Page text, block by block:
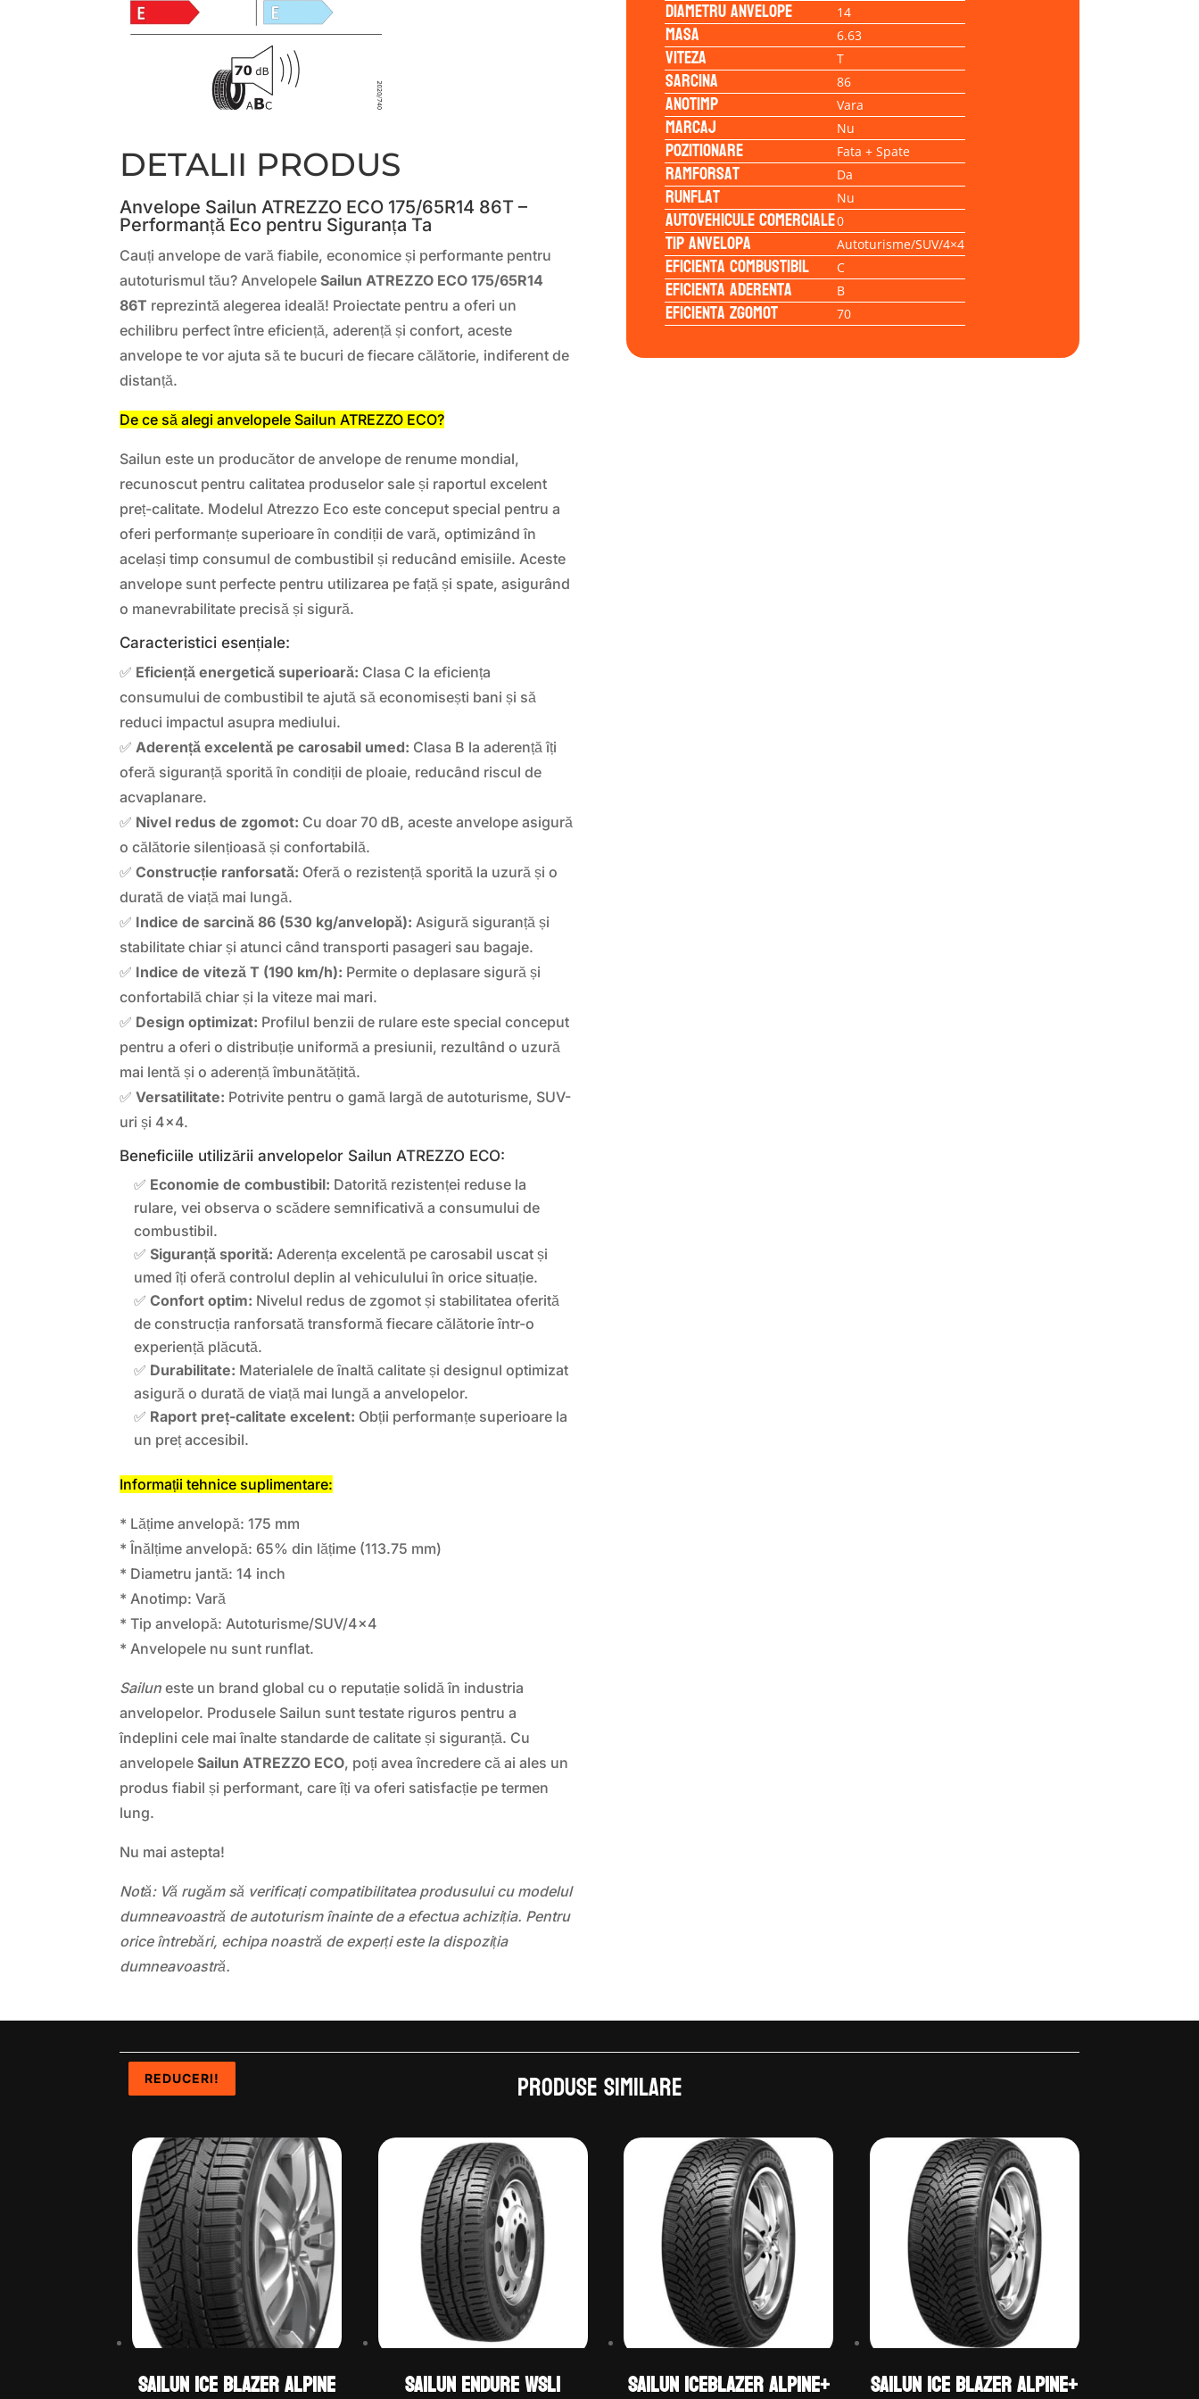
DETALII PRODUS
Anvelope Sailun ATREZZO ECO 175/65R14 86T –
Performanță Eco pentru Siguranța Ta
Cauți anvelope de vară fiabile, economice și performante pentru
autoturismul tău? AnvelopeleSailun ATREZZO ECO 175/65R14
86T reprezintă alegerea ideală! Proiectate pentru a oferi un
echilibru perfect între eficiență, aderență și confort, aceste
anvelope te vor ajuta să te bucuri de fiecare călătorie, indiferent de
distanță.
De ce să alegi anvelopele Sailun ATREZZO ECO?
Sailun este un producător de anvelope de renume mondial,
recunoscut pentru calitatea produselor sale și raportul excelent
preț-calitate. Modelul Atrezzo Eco este conceput special pentru a
oferi performanțe superioare în condiții de vară, optimizând în
același timp consumul de combustibil și reducând emisiile. Aceste
anvelope sunt perfecte pentru utilizarea pe față și spate, asigurând
o manevrabilitate precisă și sigură.
Caracteristici esențiale:
✅ Eficiență energetică superioară: Clasa C la eficiența
consumului de combustibil te ajută să economisești bani și să
reduci impactul asupra mediului.
✅ Aderență excelentă pe carosabil umed: Clasa B la aderență îți
oferă siguranță sporită în condiții de ploaie, reducând riscul de
acvaplanare.
✅ Nivel redus de zgomot: Cu doar 70 dB, aceste anvelope asigură
o călătorie silențioasă și confortabilă.
✅Construcție ranforsată: Oferă o rezistență sporită la uzură și o
durată de viață mai lungă.
✅ Indice de sarcină 86 (530 kg/anvelopă): Asigură siguranță și
stabilitate chiar și atunci când transporti pasageri sau bagaje.
✅ Indice de viteză T (190 km/h): Permite o deplasare sigură și
confortabilă chiar și la viteze mai mari.
✅ Design optimizat: Profilul benzii de rulare este special conceput
pentru a oferi o distribuție uniformă a presiunii, rezultând o uzură
mai lentă și o aderență îmbunătățită.
✅Versatilitate: Potrivite pentru o gamă largă de autoturisme, SUV-
uri și 4×4.
Beneficiile utilizării anvelopelor Sailun ATREZZO ECO:
✅ Economie de combustibil: Datorită rezistenței reduse la
rulare, vei observa o scădere semnificativă a consumului de
combustibil.
✅Siguranță sporită: Aderența excelentă pe carosabil uscat și
umed îți oferă controlul deplin al vehiculului în orice situație.
✅Confort optim: Nivelul redus de zgomot și stabilitatea oferită
de construcția ranforsată transformă fiecare călătorie într-o
experiență plăcută.
✅ Durabilitate: Materialele de înaltă calitate și designul optimizat
asigură o durată de viață mai lungă a anvelopelor.
✅ Raport preț-calitate excelent: Obții performanțe superioare la
un preț accesibil.
Informații tehnice suplimentare:
* Lățime anvelopă: 175 mm
* Înălțime anvelopă: 65% din lățime (113.75 mm)
* Diametru jantă: 14 inch
* Anotimp: Vară
* Tip anvelopă: Autoturisme/SUV/4×4
* Anvelopele nu sunt runflat.
Sailun este un brand global cu o reputație solidă în industria
anvelopelor. Produsele Sailun sunt testate riguros pentru a
îndeplini cele mai înalte standarde de calitate și siguranță. Cu
anvelopeleSailun ATREZZO ECO, poți avea încredere că ai ales un
produs fiabil și performant, care îți va oferi satisfacție pe termen
lung.
Nu mai astepta!
Notă: Vă rugăm să verificați compatibilitatea produsului cu modelul
dumneavoastră de autoturism înainte de a efectua achiziția. Pentru
orice întrebări, echipa noastră de experți este la dispoziția
dumneavoastră.
Diametru anvelope 14
Masa 6.63
Viteza T
Sarcina 86
Anotimp Vara
Marcaj Nu
Pozitionare Fata + Spate
Ramforsat Da
Runflat Nu
Autovehicule comerciale0
Tip anvelopa Autoturisme/SUV/4×4
Eficienta Combustibil C
Eficienta Aderenta B
Eficienta Zgomot 70
Produse similare
REDUCERI!
Sailun ICE BLAZER ALPINE
REDUCERI!
Sailun ENDURE WSL1
REDUCERI!
Sailun ICEBLAZER ALPINE+
REDUCERI!
Sailun ICE BLAZER ALPINE+